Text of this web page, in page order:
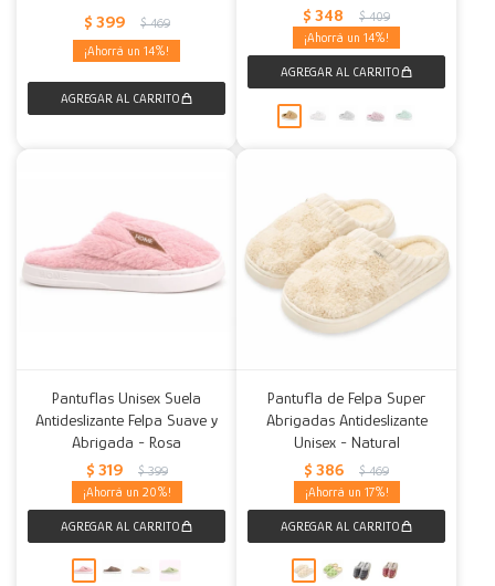
$ 399 $ 469
14
$ 348 $ 409
14
Pantuflas Unisex Suela
Antideslizante Felpa Suave y
Abrigada - Rosa
$ 319 $ 399
20
Pantufla de Felpa Super
Abrigadas Antideslizante
Unisex - Natural
$ 386 $ 469
17